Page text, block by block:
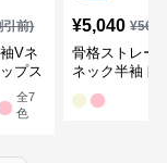
前)
Vネ
プス
全7
色
¥5,040 ¥
骨格ストレー
ネック半袖ト